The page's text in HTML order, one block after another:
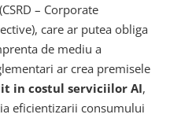
– Corporate
care ar putea obliga
de mediu a
ar crea premisele
in costul serviciilor AI,
eficientizarii consumului